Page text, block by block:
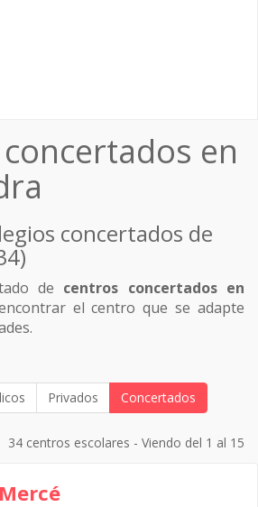
en
concertados de
de centros concertados en
el centro que se adapte
Privados Concertados
34 centros escolares - Viendo del 1 al 15